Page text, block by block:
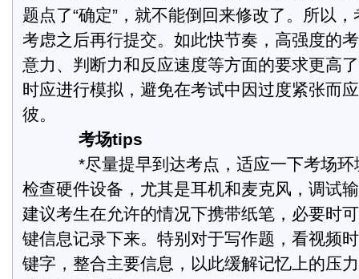
题点了“确定”，就不能倒回来修改了。所以
考虑之后再行提交。如此快节奏，高强度的
意力、判断力和反应速度等方面的要求更高
时应进行模拟，避免在考试中因过度紧张而
彼。
考场tips
*尽量提早到达考点，适应一下考场环
检查硬件设备，尤其是耳机和麦克风，调试
建议考生在允许的情况下携带纸笔，必要时
键信息记录下来。特别对于写作题，看视频
键字，整合主要信息，以此缓解记忆上的压